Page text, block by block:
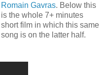
Romain Gavras. Below this
is the whole 7+ minutes
short film in which this same
song is on the latter half.